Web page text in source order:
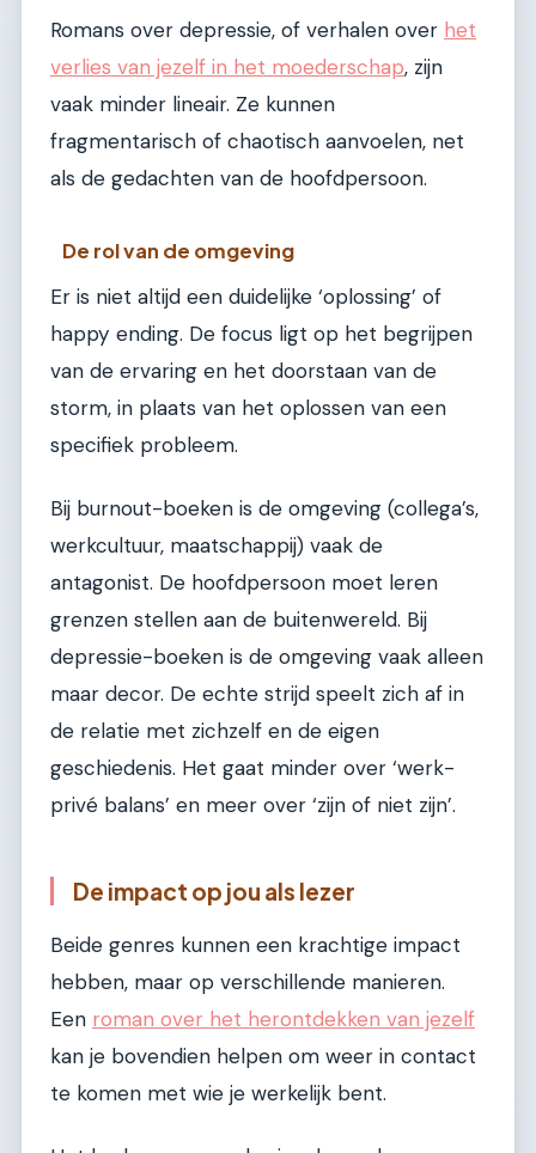
Romans over depressie, of verhalen over het
verlies van jezelf in het moederschap, zijn
vaak minder lineair. Ze kunnen
fragmentarisch of chaotisch aanvoelen, net
als de gedachten van de hoofdpersoon.
De rol van de omgeving
Er is niet altijd een duidelijke ‘oplossing’ of
happy ending. De focus ligt op het begrijpen
van de ervaring en het doorstaan van de
storm, in plaats van het oplossen van een
specifiek probleem.
Bij burnout-boeken is de omgeving (collega’s,
werkcultuur, maatschappij) vaak de
antagonist. De hoofdpersoon moet leren
grenzen stellen aan de buitenwereld. Bij
depressie-boeken is de omgeving vaak alleen
maar decor. De echte strijd speelt zich af in
de relatie met zichzelf en de eigen
geschiedenis. Het gaat minder over ‘werk-
privé balans’ en meer over ‘zijn of niet zijn’.
De impact op jou als lezer
Beide genres kunnen een krachtige impact
hebben, maar op verschillende manieren.
Een roman over het herontdekken van jezelf
kan je bovendien helpen om weer in contact
te komen met wie je werkelijk bent.